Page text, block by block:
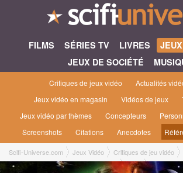
FILMS SÉRIES TV LIVRES
JEUX DE SOCIÉTÉ
Critiques de jeux vidéo
Actualités
Jeux vidéo en magasin
Vidéos de jeux
Jeux vidéo par thèmes
Concepteurs
Screenshots
Citations Anecdotes
Scifi-Universe.com Jeux Vidéo
Critiques de jeu vidéo
Knights Of The Old Republic [KOTOR]
Gil P.